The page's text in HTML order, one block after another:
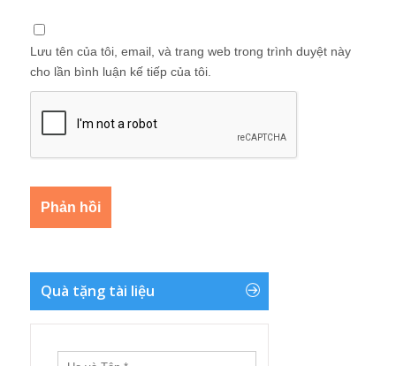
Lưu tên của tôi, email, và trang web trong trình duyệt này
cho lần bình luận kế tiếp của tôi.
Quà tặng tài liệu